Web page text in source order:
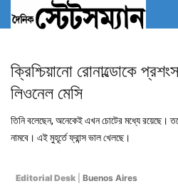
ক্রিশ্চিয়ানো রোনাল্ডোকে
লিওনেল মেসি
তিনি বলেছেন, অনেকেই এখন চোটের মধ্যে রয়েছে।
নামবে। এই মুহূর্তে ফ্রান্স ভাল খেলছে।
Editorial Desk Buenos Aires